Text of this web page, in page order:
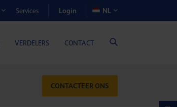
Services Login NL
VERDELERS CONTACT
CONTACTEER ONS